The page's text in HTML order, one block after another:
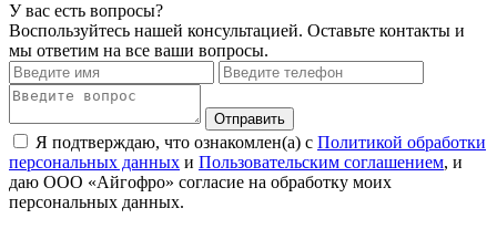
У вас есть вопросы?
Воспользуйтесь нашей консультацией. Оставьте контакты и
мы ответим на все ваши вопросы.
Я подтверждаю, что ознакомлен(а) с Политикой обработки
персональных данных и Пользовательским соглашением, и
даю ООО «Айгофро» согласие на обработку моих
персональных данных.